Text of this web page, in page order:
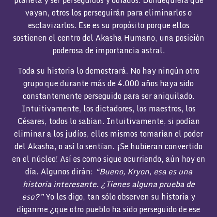
vayan, otros los perseguirán para eliminarlos o
esclavizarlos. Ese es su propósito porque ellos
sostienen el centro del Akasha Humano, una posición
poderosa de importancia astral.
Toda su historia lo demostrará. No hay ningún otro
grupo que durante más de 4.000 años haya sido
constantemente perseguido para ser aniquilado.
Intuitivamente, los dictadores, los maestros, los
Césares, todos lo sabían. Intuitivamente, si podían
eliminar a los judíos, ellos mismos tomarían el poder
del Akasha, o así lo sentían. ¡Se hubieran convertido
en el núcleo! Así es como sigue ocurriendo, aún hoy en
día. Algunos dirán: “Bueno, Kryon, esa es una
historia interesante. ¿Tienes alguna prueba de
eso?”Yo les digo, tan sólo observen su historia y
díganme ¿que otro pueblo ha sido perseguido de ese